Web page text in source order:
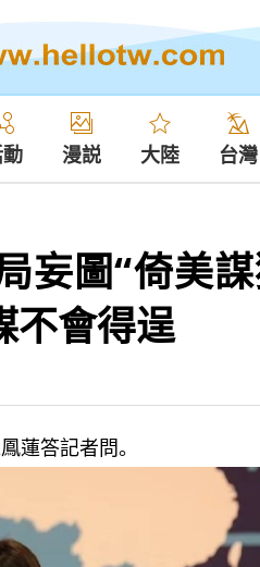
漫説 大陸 台灣
妄圖“倚美
不會得逞
答記者問。